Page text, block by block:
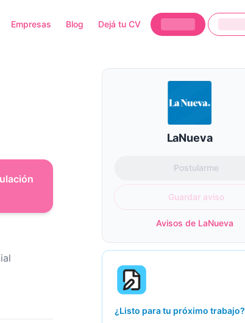
Empresas Blog Dejá tu CV
LaNueva
Postularme
Guardar aviso
Avisos de LaNueva
¿Listo para tu próximo trabajo?